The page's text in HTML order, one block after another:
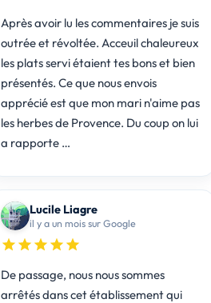
Après avoir lu les commentaires je suis
outrée et révoltée. Acceuil chaleureux
les plats servi étaient tes bons et bien
présentés. Ce que nous envois
apprécié est que mon mari n'aime pas
les herbes de Provence. Du coup on lui
a rapporte …
Lucile Liagre
il y a un mois sur Google
De passage, nous nous sommes
arrêtés dans cet établissement qui